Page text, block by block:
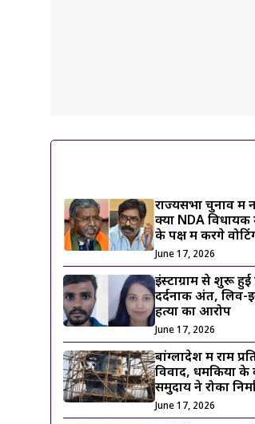
राज्यसभा चुनाव में
क्या NDA
के पक्ष में करेंगे
June 17, 2026
इंस्टाग्राम से शुरू हुई
दर्दनाक अंत, लिव-
हत्या का आरोप
June 17, 2026
बांग्लादेश में राम
विवाद, धमकियों के
समुदाय ने रोका
June 17, 2026